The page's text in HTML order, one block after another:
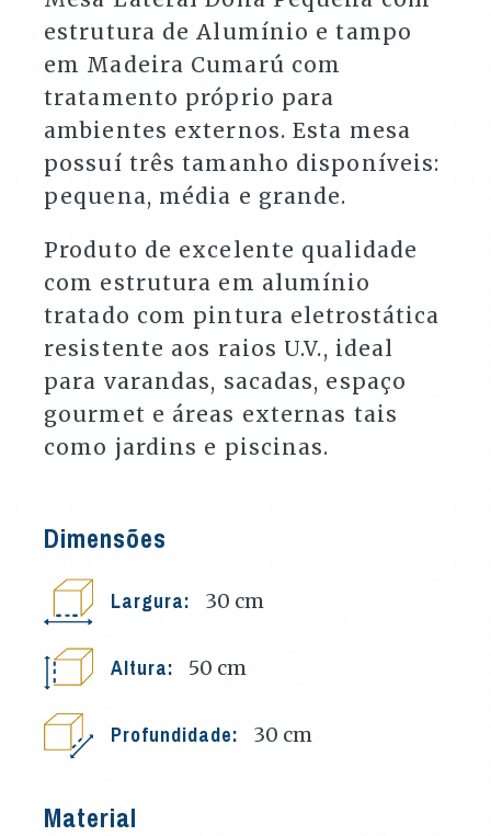
estrutura de Alumínio e tampo
em Madeira Cumarú com
tratamento próprio para
ambientes externos. Esta mesa
possuí três tamanho disponíveis:
pequena, média e grande.
Produto de excelente qualidade
com estrutura em alumínio
tratado com pintura eletrostática
resistente aos raios U.V., ideal
para varandas, sacadas, espaço
gourmet e áreas externas tais
como jardins e piscinas.
Dimensões
Largura: 30 cm
Altura: 50 cm
Profundidade: 30 cm
Material